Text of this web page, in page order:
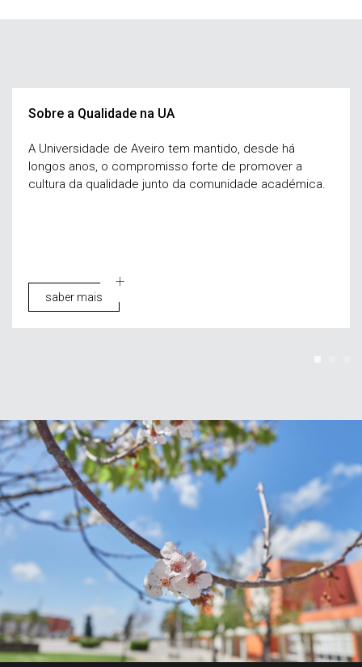
Sobre a Qualidade na UA
A Universidade de Aveiro tem mantido, desde há
longos anos, o compromisso forte de promover a
cultura da qualidade junto da comunidade académica.
saber mais